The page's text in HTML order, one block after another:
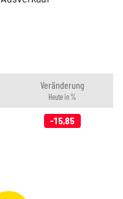
Veränderung
Heute in %
-15,85